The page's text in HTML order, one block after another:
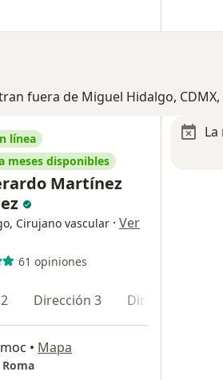
fuera de Miguel Hidalgo,
línea
meses disponibles
Martínez
Cirujano vascular · Ver
61 opiniones
Dirección 3 Dirección 4
• Mapa